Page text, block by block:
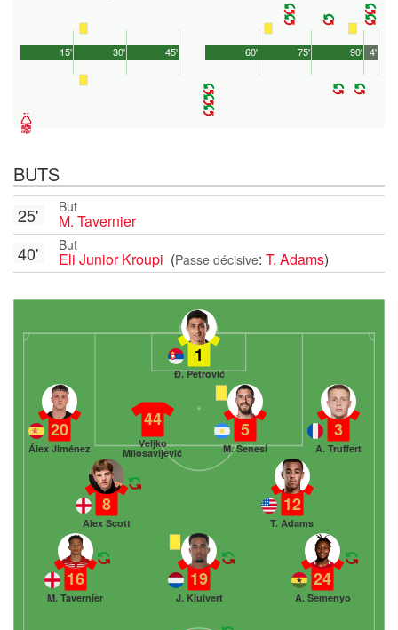
45'
15' 30' 90'
60' 75' 4'
BUTS
But
M. Tavernier
25'
But
Eli Junior Kroupi (Passe décisive: T. Adams)
40'
1
Đ. Petrović
3
A. Truffert
5
M. Senesi
44
Veljko
Milosavljević
20
Álex Jiménez
12
T. Adams
8
Alex Scott
24
A. Semenyo
19
J. Kluivert
16
M. Tavernier